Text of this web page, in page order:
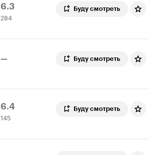
Рейтинг
Кинопоиска
6.3
284
оценки
284
Буду смотреть
— Буду смотреть
Рейтинг
Кинопоиска
6.4
145
оценок
145
Буду смотреть